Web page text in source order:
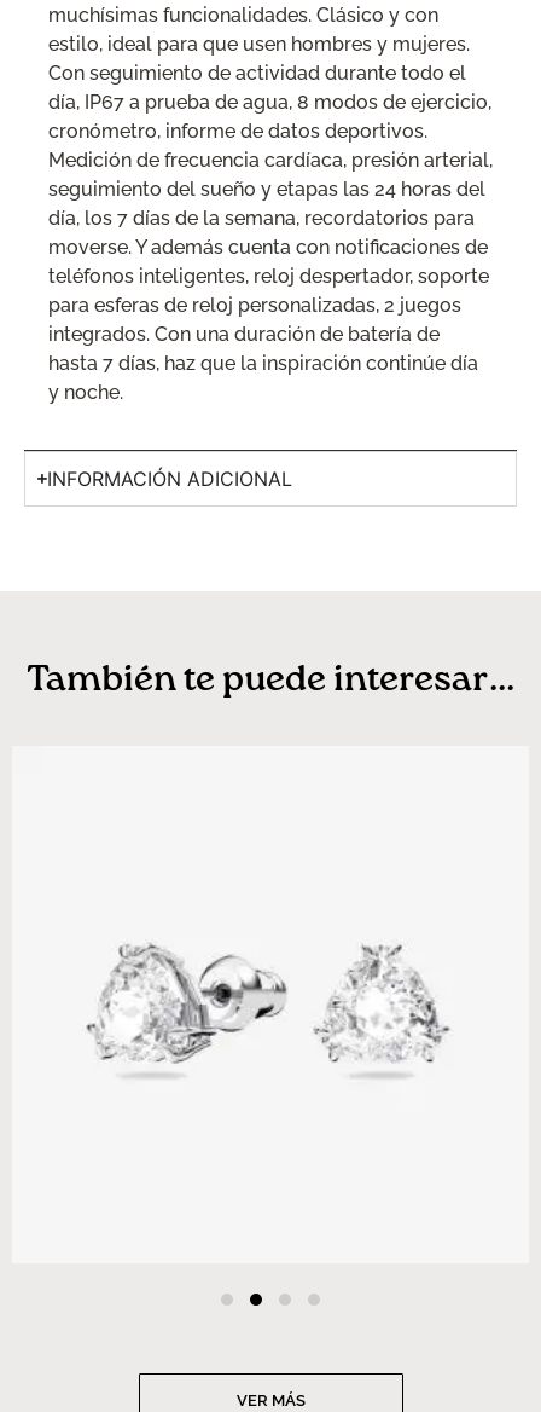
muchísimas funcionalidades. Clásico y con
estilo, ideal para que usen hombres y mujeres.
Con seguimiento de actividad durante todo el
día, IP67 a prueba de agua, 8 modos de ejercicio,
cronómetro, informe de datos deportivos.
Medición de frecuencia cardíaca, presión arterial,
seguimiento del sueño y etapas las 24 horas del
día, los 7 días de la semana, recordatorios para
moverse. Y además cuenta con notificaciones de
teléfonos inteligentes, reloj despertador, soporte
para esferas de reloj personalizadas, 2 juegos
integrados. Con una duración de batería de
hasta 7 días, haz que la inspiración continúe día
y noche.
INFORMACIÓN ADICIONAL
También te puede interesar...
VER MÁS